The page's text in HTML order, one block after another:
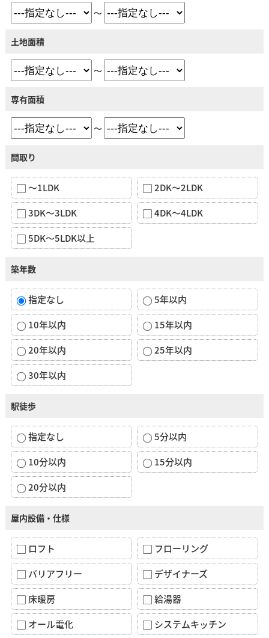
～
土地面積
～
専有面積
～
間取り
～1LDK
2DK～2LDK
3DK～3LDK
4DK～4LDK
5DK～5LDK以上
築年数
指定なし
5年以内
10年以内
15年以内
20年以内
25年以内
30年以内
駅徒歩
指定なし
5分以内
10分以内
15分以内
20分以内
屋内設備・仕様
ロフト
フローリング
バリアフリー
デザイナーズ
床暖房
給湯器
オール電化
システムキッチン